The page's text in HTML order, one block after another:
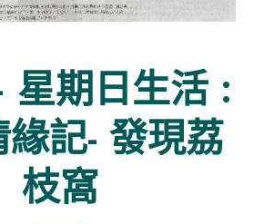
期日生活 :
記- 發現荔
枝窩